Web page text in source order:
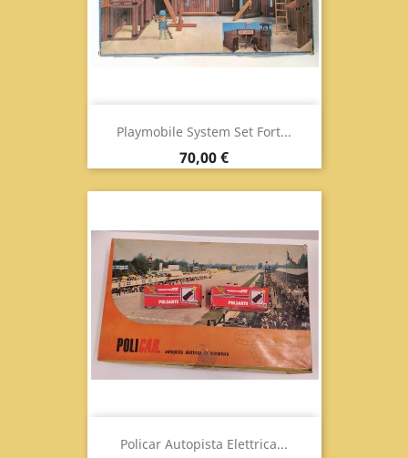
Playmobile System Set Fort...
Prezzo
70,00 €
Policar Autopista Elettrica...